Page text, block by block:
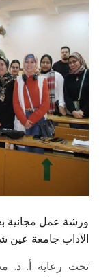
ورشة عمل مجانية
الآداب جامعة
تحت رعاية أ. د.